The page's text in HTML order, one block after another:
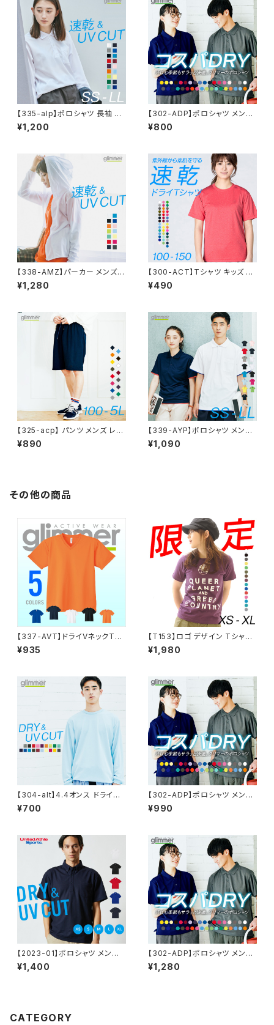
【335-alp】ポロシャツ 長袖 メ
ンズ レディース 無地 吸汗 速乾
ドライ ポロシャツ ポケット付 ス
学 通勤 ゴルフ 服 4.4オンス
¥1,200
【302-ADP】ポロシャツ メンズ
レディース ユニセックス キッズ
半袖 ドライ 吸水 速乾 制服 ユ
オシャレ ネイビー 白 黒 DRY
ドライ 父の日 服
¥800
【338-AMZ】パーカー メンズ
レディース 無地 シンプル 薄手
涼しい 吸汗速乾 UVカット UV
策 服 春 夏 秋 ゆったり 体型カ
バー コンパクト アウトドア 海 キ
ャンプ スポーツ 運動会 ジム ウ
ォーキング SALE ％OFF glim
mer グリマー ドライ ジップパー
カー 4.4オンス
¥1,280
【300-ACT】Tシャツ キッズ 無
地 シンプル 薄手 涼しい 吸汗速
乾 UVカット 日除け ドライ DRY
型カバー コンパクト アウトドア
スポーツ ランニング マラソン 運
動会 ジム ウォーキング SALE
％OFF glimmer グリマー ドラ
イ Tシャツ
¥490
【325-acp】 パンツ メンズ レデ
ィース シンプル チーム サークル
無地 ダンス 春 夏 ドライ ゆった
い 紫外線カット 日除け SALE
¥890
【339-AYP】ポロシャツ メンズ
レディース ドライ 半袖 無地 吸
汗速乾 グリマー ポケット 白 黒
¥1,090
その他の商品
【337-AVT】ドライVネックTシ
ャツ 3L〜
¥935
【T153】ロゴ デザイン Tシャツ
オリジナル メッセージ SDGs メ
ンズ レディース 半袖 ファッショ
ラル 通販 白 黒 ペアルック 限定
おしゃれ シンプル プリント 男女
兼用 サイズ 服 春 夏 倉敷児島
発 ネット限定 hadaka nuncha
ck ハダカヌンチャク QUEER P
LANET
¥1,980
【304-alt】4.4オンス ドライロ
ングスリーブTシャツ
¥700
【302-ADP】ポロシャツ メンズ
レディース 半袖 4.4オンス ドラ
イポロシャツ 120~150cm
¥990
【2023-01】ポロシャツ メンズ
レディース 半袖 4.7オンス スペ
シャルドライ鹿の子 ポケット付き
¥1,400
【302-ADP】ポロシャツ メンズ
レディース 半袖 4.4オンス ドラ
イポロシャツ
¥1,280
CATEGORY